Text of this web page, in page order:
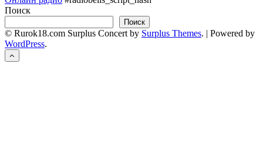
Поиск
Поиск
© Rurok18.com Surplus Concert by Surplus Themes. | Powered by
WordPress.